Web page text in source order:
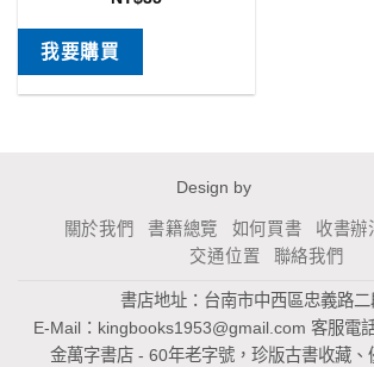
我要購買
Design by
關於我們 書籍總覽 如何買書 收書辦
交通位置
聯絡我們
書店地址：台南市中西區忠義路
E-Mail： kingbooks1953@gmail.com 客服電
金萬字書店 - 60年老字號，珍版古書收藏、